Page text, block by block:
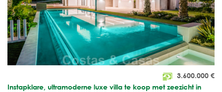
3.600.000 €
Instapklare, ultramoderne luxe villa te koop met zeezicht in